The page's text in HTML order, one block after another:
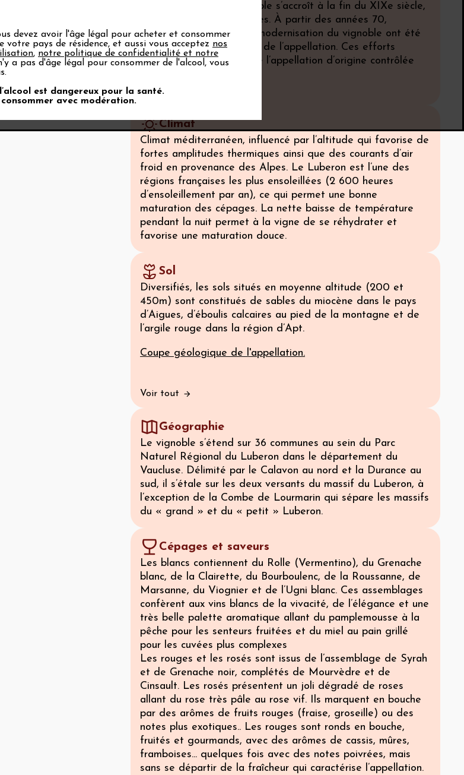
développement du vignoble s’accroît à la fin du XIXe siècle,
puis entre les deux guerres. À partir des années 70,
d’importants travaux de modernisation du vignoble ont été
réalisés par les vignerons de l’appellation. Ces efforts
mèneront à l’obtention de l’appellation d’origine contrôlée
Voir tout
Climat
Climat méditerranéen, influencé par l’altitude qui favorise de
fortes amplitudes thermiques ainsi que des courants d’air
froid en provenance des Alpes. Le Luberon est l’une des
régions françaises les plus ensoleillées (2 600 heures
d’ensoleillement par an), ce qui permet une bonne
maturation des cépages. La nette baisse de température
pendant la nuit permet à la vigne de se réhydrater et
favorise une maturation douce.
Sol
Diversifiés, les sols situés en moyenne altitude (200 et
450m) sont constitués de sables du miocène dans le pays
d’Aigues, d’éboulis calcaires au pied de la montagne et de
l’argile rouge dans la région d’Apt.
Coupe géologique de l'appellation.
Voir tout
Géographie
Le vignoble s’étend sur 36 communes au sein du Parc
Naturel Régional du Luberon dans le département du
Vaucluse. Délimité par le Calavon au nord et la Durance au
sud, il s’étale sur les deux versants du massif du Luberon, à
l’exception de la Combe de Lourmarin qui sépare les massifs
du « grand » et du « petit » Luberon.
Cépages et saveurs
Les blancs contiennent du Rolle (Vermentino), du Grenache
blanc, de la Clairette, du Bourboulenc, de la Roussanne, de
Marsanne, du Viognier et de l’Ugni blanc. Ces assemblages
confèrent aux vins blancs de la vivacité, de l’élégance et une
très belle palette aromatique allant du pamplemousse à la
pêche pour les senteurs fruitées et du miel au pain grillé
pour les cuvées plus complexes
Les rouges et les rosés sont issus de l’assemblage de Syrah
et de Grenache noir, complétés de Mourvèdre et de
Cinsault. Les rosés présentent un joli dégradé de roses
allant du rose très pâle au rose vif. Ils marquent en bouche
par des arômes de fruits rouges (fraise, groseille) ou des
notes plus exotiques.. Les rouges sont ronds en bouche,
fruités et gourmands, avec des arômes de cassis, mûres,
framboises... quelques fois avec des notes poivrées, mais
sans se départir de la fraîcheur qui caractérise l’appellation.
devez avoir l'âge légal pour acheter et consommer
votre pays de résidence, et aussi vous acceptez nos
, notre politique de confidentialité et notre
a pas d'âge légal pour consommer de l'alcool, vous
est dangereux pour la santé.
avec modération.